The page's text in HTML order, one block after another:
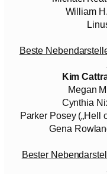
William
Beste
Kim
Megan
Cynthia
Parker Posey („Hell
Gena
Bester